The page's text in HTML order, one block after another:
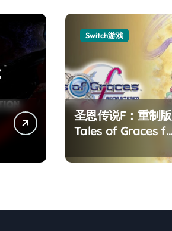
Switch游戏
圣恩传说F：重制版
Tales of Graces f